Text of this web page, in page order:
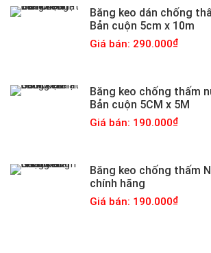
Băng keo dán chống
Bản cuộn 5cm x 10m
Giá bán: 290.000
Băng keo chống thấm
Bản cuộn 5CM x 5M
Giá bán: 190.000
Băng keo chống thấm
chính hãng
Giá bán: 190.000